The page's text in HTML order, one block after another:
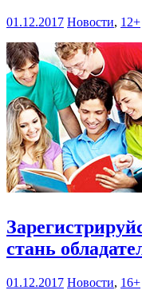
01.12.2017 Новости, 12+
стань
01.12.2017 Новости, 16+